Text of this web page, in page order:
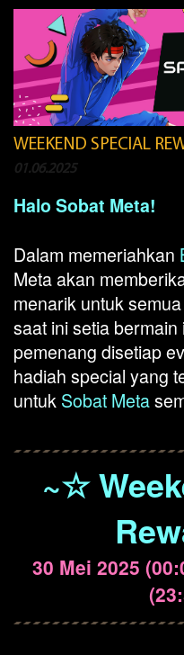
WEEKEND SPECIAL
01.06.2025
Halo Sobat Meta!
Dalam memeriahkan
Meta akan
menarik untuk semua
saat ini setia
pemenang disetiap
hadiah special yang
untuk Sobat Meta
~☆
30 Mei 2025